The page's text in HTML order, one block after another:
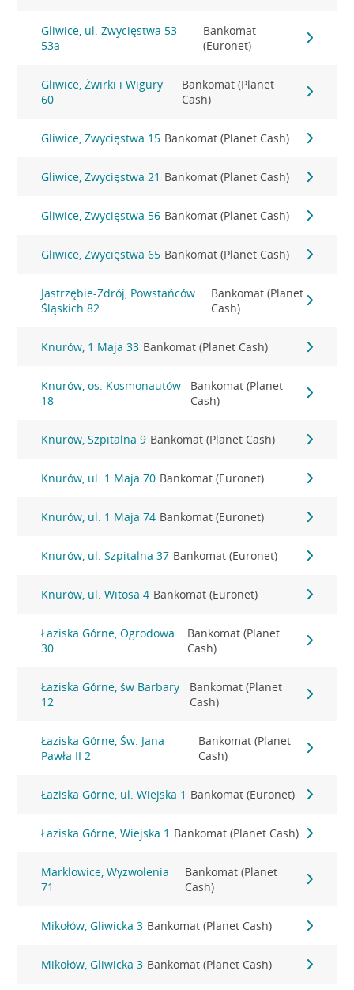
Gliwice, ul. Zwycięstwa 53-
53a
Bankomat
(Euronet)
Gliwice, Żwirki i Wigury
60
Bankomat (Planet
Cash)
Gliwice, Zwycięstwa 15 Bankomat (Planet Cash)
Gliwice, Zwycięstwa 21 Bankomat (Planet Cash)
Gliwice, Zwycięstwa 56 Bankomat (Planet Cash)
Gliwice, Zwycięstwa 65 Bankomat (Planet Cash)
Jastrzębie-Zdrój, Powstańców
Śląskich 82
Bankomat (Planet
Cash)
Knurów, 1 Maja 33 Bankomat (Planet Cash)
Knurów, os. Kosmonautów
18
Bankomat (Planet
Cash)
Knurów, Szpitalna 9 Bankomat (Planet Cash)
Knurów, ul. 1 Maja 70 Bankomat (Euronet)
Knurów, ul. 1 Maja 74 Bankomat (Euronet)
Knurów, ul. Szpitalna 37 Bankomat (Euronet)
Knurów, ul. Witosa 4 Bankomat (Euronet)
Łaziska Górne, Ogrodowa
30
Bankomat (Planet
Cash)
Łaziska Górne, św Barbary
12
Bankomat (Planet
Cash)
Łaziska Górne, Św. Jana
Pawła II 2
Bankomat (Planet
Cash)
Łaziska Górne, ul. Wiejska 1 Bankomat (Euronet)
Łaziska Górne, Wiejska 1 Bankomat (Planet Cash)
Marklowice, Wyzwolenia
71
Bankomat (Planet
Cash)
Mikołów, Gliwicka 3 Bankomat (Planet Cash)
Mikołów, Gliwicka 3 Bankomat (Planet Cash)